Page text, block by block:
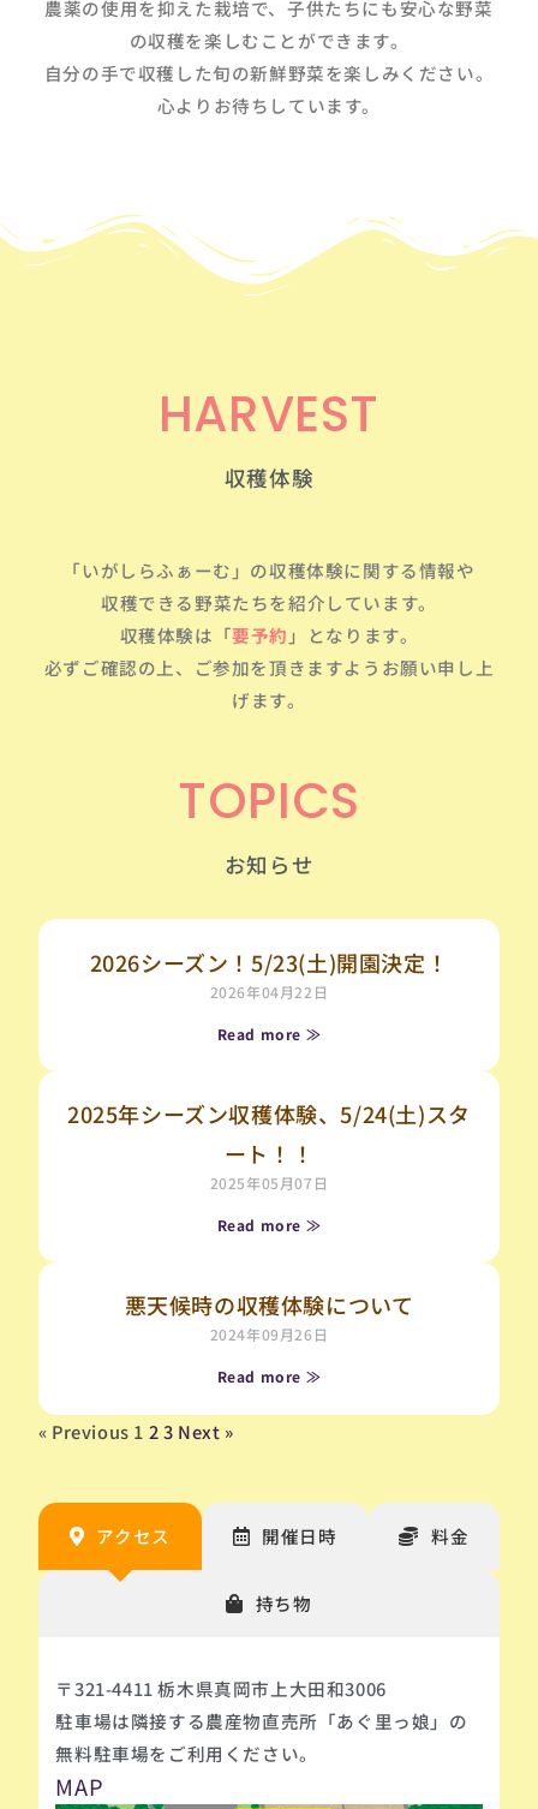
農薬の使用を抑えた栽培で、子供たちにも安心な野菜
の収穫を楽しむことができます。
自分の手で収穫した旬の新鮮野菜を楽しみください。
心よりお待ちしています。
HARVEST
収穫体験
「いがしらふぁーむ」の収穫体験に関する情報や
収穫できる野菜たちを紹介しています。
収穫体験は「要予約 」となります。
必ずご確認の上、ご参加を頂きますようお願い申し上
げます。
TOPICS
お知らせ
2026シーズン！5/23(土)開園決定！
2026年04月22日
Read more ≫
2025年シーズン収穫体験、5/24(土)スタ
ート！！
2025年05月07日
Read more ≫
悪天候時の収穫体験について
2024年09月26日
Read more ≫
« Previous
ペ
ー
1
ペ
ー
2
ペ
3 Next »
アクセス 開催日時 料金
持ち物
〒321-4411 栃木県真岡市上大田和3006
駐車場は隣接する農産物直売所「あぐ里っ娘」の
無料駐車場をご利用ください。
MAP